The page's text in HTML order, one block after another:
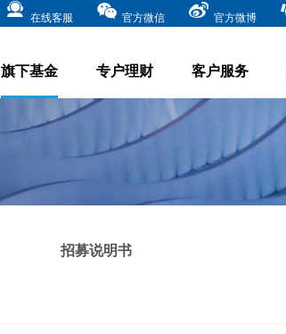
在线客服 官方微信 官方微博
旗下基金 专户理财 客户服务
招募说明书